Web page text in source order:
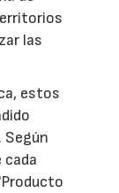
las
estos
Según